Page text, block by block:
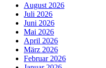
August 2026
Juli 2026
Juni 2026
Mai 2026
April 2026
März 2026
Februar 2026